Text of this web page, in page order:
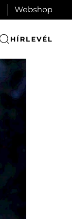
Webshop
HÍRLEVÉL